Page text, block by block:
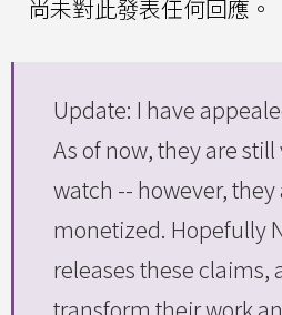
尚未對此發表任何回應。
Update: I have
As of now, they are
watch -- however, they
monetized. Hopefully
releases these claims,